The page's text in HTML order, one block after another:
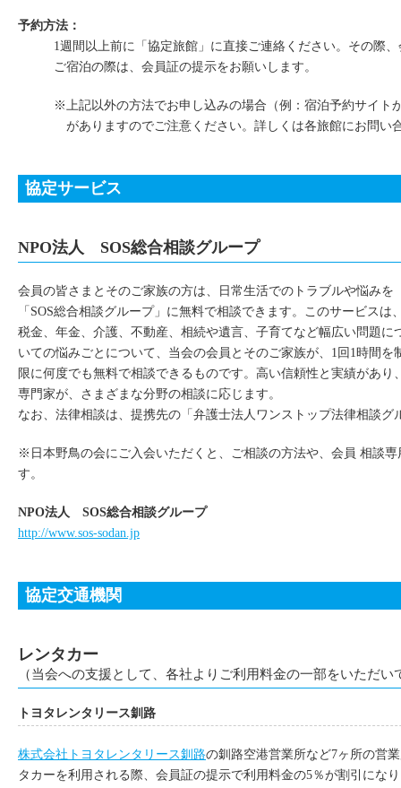
予約方法：
1週間以上前に「協定旅館」に直接ご連絡ください。その際
ご宿泊の際は、会員証の提示をお願いします。
※上記以外の方法でお申し込みの場合（例：宿泊予約サイト
がありますのでご注意ください。詳しくは各旅館にお問い
協定サービス
NPO法人 SOS総合相談グループ
会員の皆さまとそのご家族の方は、日常生活でのトラブルや悩みを
「SOS総合相談グループ」に無料で相談できます。このサービスは
税金、年金、介護、不動産、相続や遺言、子育てなど幅広い問題に
いての悩みごとについて、当会の会員とそのご家族が、1回1時間を
限に何度でも無料で相談できるものです。高い信頼性と実績があ
専門家が、さまざまな分野の相談に応じます。
なお、法律相談は、提携先の「弁護士法人ワンストップ法律相談グ
※日本野鳥の会にご入会いただくと、ご相談の方法や、会員 相談
す。
NPO法人 SOS総合相談グループ
http://www.sos-sodan.jp
協定交通機関
レンタカー
（当会への支援として、各社よりご利用料金の一部をいただい
トヨタレンタリース釧路
株式会社トヨタレンタリース釧路の釧路空港営業所など7ヶ所の営
タカーを利用される際、会員証の提示で利用料金の5％が割引にな